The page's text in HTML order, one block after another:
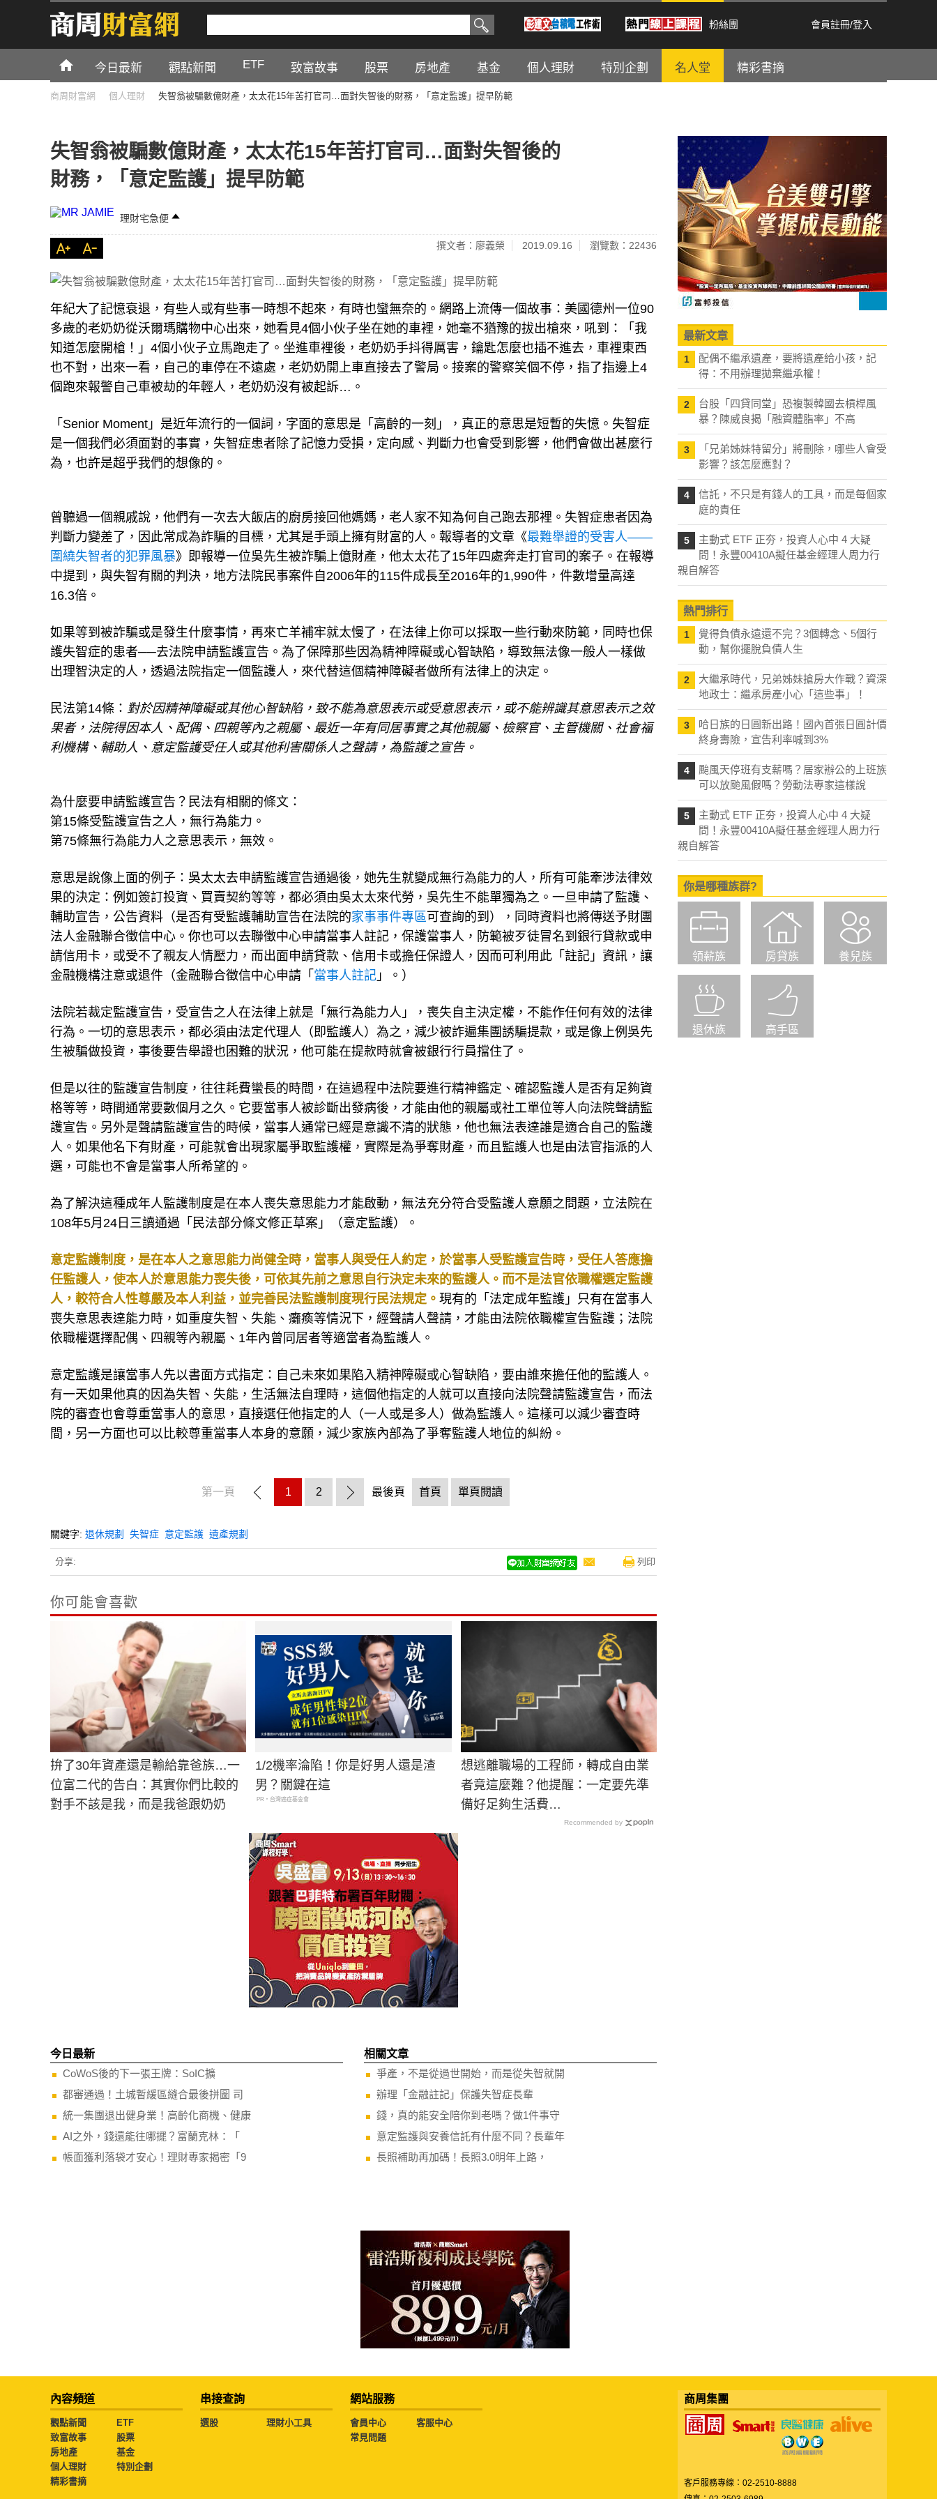
粉絲團 會員註冊/登入
今日最新 觀點新聞 ETF 致富故事 股票 房地產 基金 個人理財 特別企劃 名人堂 精彩書摘
商周財富網 個人理財 失智翁被騙數億財產，太太花15年苦打官司…面對失智後的財務，「意定監護」提早防範
失智翁被騙數億財產，太太花15年苦打官司…面對失智後的
財務，「意定監護」提早防範
理財宅急便
撰文者：廖義榮 2019.09.16 瀏覽數：22436
多歲的老奶奶從沃爾瑪購物中心出來，她看見4個小伙子坐在她的車裡，她毫不猶豫的拔出槍來，吼到：「我
知道怎麼開槍！」4個小伙子立馬跑走了。坐進車裡後，老奶奶手抖得厲害，鑰匙怎麼也插不進去，車裡東西
也不對，出來一看，自己的車停在不遠處，老奶奶開上車直接去了警局。接案的警察笑個不停，指了指邊上4
個跑來報警自己車被劫的年輕人，老奶奶沒有被起訴…。
是一個我們必須面對的事實，失智症患者除了記憶力受損，定向感、判斷力也會受到影響，他們會做出甚麼行
為，也許是超乎我們的想像的。
判斷力變差了，因此常成為詐騙的目標，尤其是手頭上擁有財富的人。報導者的文章《最難舉證的受害人——
圍繞失智者的犯罪風暴》即報導一位吳先生被詐騙上億財產，他太太花了15年四處奔走打官司的案子。在報導
中提到，與失智有關的判決，地方法院民事案件自2006年的115件成長至2016年的1,990件，件數增量高達
16.3倍。
護失智症的患者──去法院申請監護宣告。為了保障那些因為精神障礙或心智缺陷，導致無法像一般人一樣做
出理智決定的人，透過法院指定一個監護人，來代替這個精神障礙者做所有法律上的決定。
果者，法院得因本人、配偶、四親等內之親屬、最近一年有同居事實之其他親屬、檢察官、主管機關、社會福
利機構、輔助人、意定監護受任人或其他利害關係人之聲請，為監護之宣告。
第15條受監護宣告之人，無行為能力。
第75條無行為能力人之意思表示，無效。
果的決定：例如簽訂投資、買賣契約等等，都必須由吳太太來代勞，吳先生不能單獨為之。一旦申請了監護、
輔助宣告，公告資料（是否有受監護輔助宣告在法院的家事事件專區 可查詢的到），同時資料也將傳送予財團
法人金融聯合徵信中心。你也可以去聯徵中心申請當事人註記，保護當事人，防範被歹徒冒名到銀行貸款或申
請信用卡，或受不了親友人情壓力，而出面申請貸款、信用卡或擔任保證人，因而可利用此「註記」資訊，讓
金融機構注意或退件（金融聯合徵信中心申請「當事人註記」。）
行為。一切的意思表示，都必須由法定代理人（即監護人）為之，減少被詐遍集團誘騙提款，或是像上例吳先
生被騙做投資，事後要告舉證也困難的狀況，他可能在提款時就會被銀行行員擋住了。
格等等，時間通常要數個月之久。它要當事人被診斷出發病後，才能由他的親屬或社工單位等人向法院聲請監
護宣告。另外是聲請監護宣告的時候，當事人通常已經是意識不清的狀態，他也無法表達誰是適合自己的監護
人。如果他名下有財產，可能就會出現家屬爭取監護權，實際是為爭奪財產，而且監護人也是由法官指派的人
選，可能也不會是當事人所希望的。
108年5月24日三讀通過「民法部分條文修正草案」（意定監護）。
任監護人，使本人於意思能力喪失後，可依其先前之意思自行決定未來的監護人。而不是法官依職權選定監護
人，較符合人性尊嚴及本人利益，並完善民法監護制度現行民法規定。現有的「法定成年監護」只有在當事人
喪失意思表達能力時，如重度失智、失能、癱瘓等情況下，經聲請人聲請，才能由法院依職權宣告監護；法院
依職權選擇配偶、四親等內親屬、1年內曾同居者等適當者為監護人。
有一天如果他真的因為失智、失能，生活無法自理時，這個他指定的人就可以直接向法院聲請監護宣告，而法
院的審查也會尊重當事人的意思，直接選任他指定的人（一人或是多人）做為監護人。這樣可以減少審查時
間，另一方面也可以比較尊重當事人本身的意願，減少家族內部為了爭奪監護人地位的糾紛。
拚了30年資產還是輸給靠爸族…一
位富二代的告白：其實你們比較的
對手不該是我，而是我爸跟奶奶
男？關鍵在這
PR・台灣癌症基金會
想逃離職場的工程師，轉成自由業
者竟這麼難？他提醒：一定要先準
備好足夠生活費…
CoWoS後的下一張王牌：SoIC擴
都審通過！土城暫緩區縫合最後拼圖 司
統一集團退出健身業！高齡化商機、健康
AI之外，錢還能往哪擺？富蘭克林：「
帳面獲利落袋才安心！理財專家揭密「9
爭產，不是從過世開始，而是從失智就開
辦理「金融註記」保護失智症長輩
錢，真的能安全陪你到老嗎？做1件事守
意定監護與安養信託有什麼不同？長輩年
長照補助再加碼！長照3.0明年上路，
最新文章
1
配偶不繼承遺產，要將遺產給小孩，記
得：不用辦理拋棄繼承權！
2
台股「四貸同堂」恐複製韓國去槓桿風
暴？陳威良揭「融資體脂率」不高
3
「兄弟姊妹特留分」將刪除，哪些人會受
影響？該怎麼應對？
4
信託，不只是有錢人的工具，而是每個家
庭的責任
5
主動式 ETF 正夯，投資人心中 4 大疑
問！永豐00410A擬任基金經理人周力行
親自解答
熱門排行
1
覺得負債永遠還不完？3個轉念、5個行
動，幫你擺脫負債人生
2
大繼承時代，兄弟姊妹搶房大作戰？資深
地政士：繼承房產小心「這些事」！
3
哈日族的日圓新出路！國內首張日圓計價
終身壽險，宣告利率喊到3%
4
颱風天停班有支薪嗎？居家辦公的上班族
可以放颱風假嗎？勞動法專家這樣說
5
主動式 ETF 正夯，投資人心中 4 大疑
問！永豐00410A擬任基金經理人周力行
親自解答
你是哪種族群?
領薪族 房貸族 養兒族
退休族 高手區
觀點新聞
致富故事
股票
房地產
基金
個人理財
特別企劃
精彩書摘
選股 會員中心
常見問題
傳真：02-2503-6989